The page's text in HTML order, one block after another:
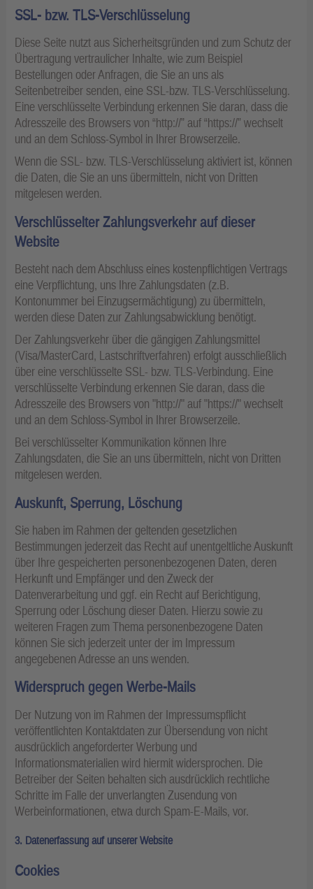
SSL- bzw. TLS-Verschlüsselung
Diese Seite nutzt aus Sicherheitsgründen und zum Schutz der
Übertragung vertraulicher Inhalte, wie zum Beispiel
Bestellungen oder Anfragen, die Sie an uns als
Seitenbetreiber senden, eine SSL-bzw. TLS-Verschlüsselung.
Eine verschlüsselte Verbindung erkennen Sie daran, dass die
Adresszeile des Browsers von “http://” auf “https://” wechselt
und an dem Schloss-Symbol in Ihrer Browserzeile.
Wenn die SSL- bzw. TLS-Verschlüsselung aktiviert ist, können
die Daten, die Sie an uns übermitteln, nicht von Dritten
mitgelesen werden.
Verschlüsselter Zahlungsverkehr auf dieser
Website
Besteht nach dem Abschluss eines kostenpflichtigen Vertrags
eine Verpflichtung, uns Ihre Zahlungsdaten (z.B.
Kontonummer bei Einzugsermächtigung) zu übermitteln,
werden diese Daten zur Zahlungsabwicklung benötigt.
Der Zahlungsverkehr über die gängigen Zahlungsmittel
(Visa/MasterCard, Lastschriftverfahren) erfolgt ausschließlich
über eine verschlüsselte SSL- bzw. TLS-Verbindung. Eine
verschlüsselte Verbindung erkennen Sie daran, dass die
Adresszeile des Browsers von "http://" auf "https://" wechselt
und an dem Schloss-Symbol in Ihrer Browserzeile.
Bei verschlüsselter Kommunikation können Ihre
Zahlungsdaten, die Sie an uns übermitteln, nicht von Dritten
mitgelesen werden.
Auskunft, Sperrung, Löschung
Sie haben im Rahmen der geltenden gesetzlichen
Bestimmungen jederzeit das Recht auf unentgeltliche Auskunft
über Ihre gespeicherten personenbezogenen Daten, deren
Herkunft und Empfänger und den Zweck der
Datenverarbeitung und ggf. ein Recht auf Berichtigung,
Sperrung oder Löschung dieser Daten. Hierzu sowie zu
weiteren Fragen zum Thema personenbezogene Daten
können Sie sich jederzeit unter der im Impressum
angegebenen Adresse an uns wenden.
Widerspruch gegen Werbe-Mails
Der Nutzung von im Rahmen der Impressumspflicht
veröffentlichten Kontaktdaten zur Übersendung von nicht
ausdrücklich angeforderter Werbung und
Informationsmaterialien wird hiermit widersprochen. Die
Betreiber der Seiten behalten sich ausdrücklich rechtliche
Schritte im Falle der unverlangten Zusendung von
Werbeinformationen, etwa durch Spam-E-Mails, vor.
3. Datenerfassung auf unserer Website
Cookies